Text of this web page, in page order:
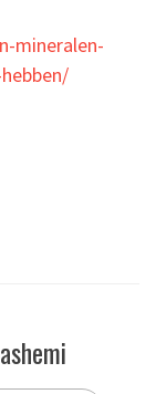
mineralen-